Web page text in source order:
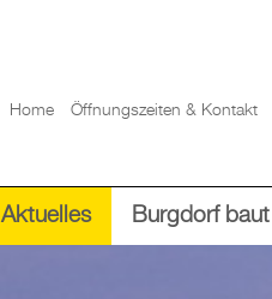
Home Öffnungszeiten & Kontakt
Aktuelles Burgdorf baut